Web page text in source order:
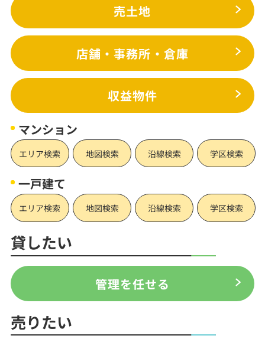
売土地
店舗・事務所・倉庫
収益物件
マンション
エリア検索 地図検索 沿線検索 学区検索
一戸建て
エリア検索 地図検索 沿線検索 学区検索
貸したい
管理を任せる
売りたい